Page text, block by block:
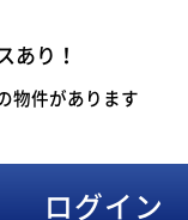
あり！
物件があります
ログイン